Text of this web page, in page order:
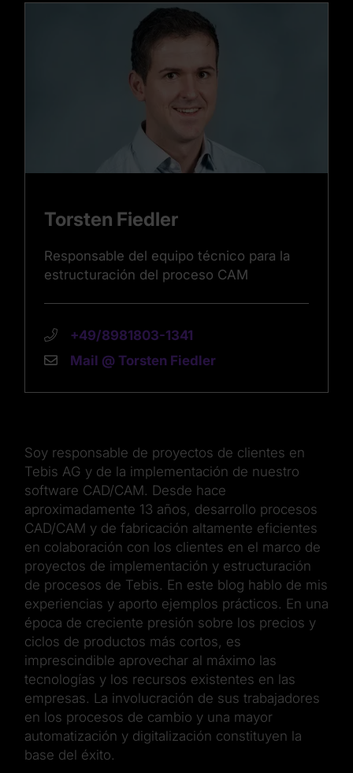
Torsten Fiedler
Responsable del equipo técnico para la
estructuración del proceso CAM
+49/8981803-1341
Mail @ Torsten Fiedler
Soy responsable de proyectos de clientes en
Tebis AG y de la implementación de nuestro
software CAD/CAM. Desde hace
aproximadamente 13 años, desarrollo procesos
CAD/CAM y de fabricación altamente eficientes
en colaboración con los clientes en el marco de
proyectos de implementación y estructuración
de procesos de Tebis. En este blog hablo de mis
experiencias y aporto ejemplos prácticos. En una
época de creciente presión sobre los precios y
ciclos de productos más cortos, es
imprescindible aprovechar al máximo las
tecnologías y los recursos existentes en las
empresas. La involucración de sus trabajadores
en los procesos de cambio y una mayor
automatización y digitalización constituyen la
base del éxito.